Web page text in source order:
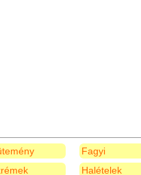
Fagyi
Halételek